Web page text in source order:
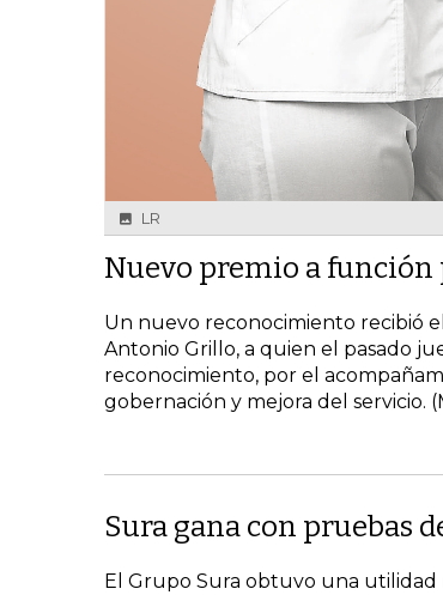
LR
Nuevo premio a función
Un nuevo reconocimiento recibió
Antonio Grillo, a quien el pasado
reconocimiento, por el
gobernación y mejora del servicio.
Sura gana con pruebas
El Grupo Sura obtuvo una